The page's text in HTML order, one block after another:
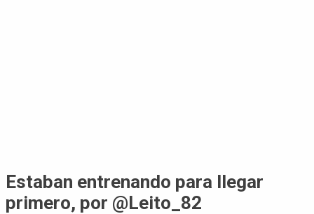
Estaban entrenando para llegar
primero, por @Leito_82